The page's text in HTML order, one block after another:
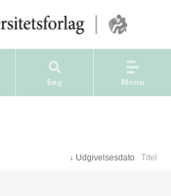
Søg Menu
↓ Udgivelsesdato Titel